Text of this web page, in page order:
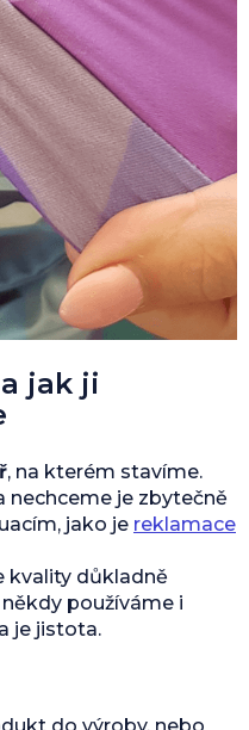
jak ji
, na kterém stavíme.
nechceme je zbytečně
jako je reklamace
kvality důkladně
používáme i
je jistota.